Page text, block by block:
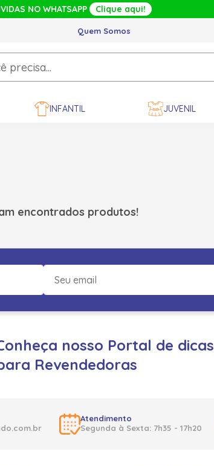
NO WHATSAPP Clique aqui!
Quem Somos
INFANTIL JUVENIL
encontrados produtos!
nosso Portal de dicas
Revendedoras
Atendimento
Segunda à Sexta: 7h35 - 17h20